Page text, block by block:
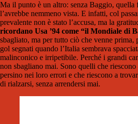
Ma il punto è un altro: senza Baggio, quella
l’avrebbe nemmeno vista. E infatti, col
prevalente non è stato l’accusa, ma la
ricordano Usa ’94 come “il Mondiale di
sbagliato, ma per tutto ciò che venne prima,
gol segnati quando l’Italia sembrava
malinconico e irripetibile. Perché i grandi
non sbagliano mai. Sono quelli che riescono
persino nei loro errori e che riescono a
di rialzarsi, senza arrendersi mai.